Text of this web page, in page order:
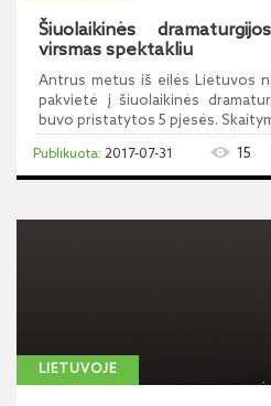
Šiuolaikinės
virsmas spektakliu
Antrus metus iš eilės Lietuvos
pakvietė į šiuolaikinės
buvo pristatytos 5 pjesės.
2017-07-31 15
LIETUVOJE